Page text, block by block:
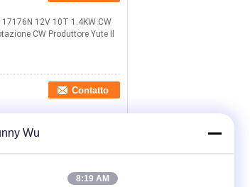
12V 10T 1.4KW CW
CW Produttore Yute Il
Contatto
per EAGLE
Chilowatt (kW) 1,2 Denti 8
Wu
8:19 AM